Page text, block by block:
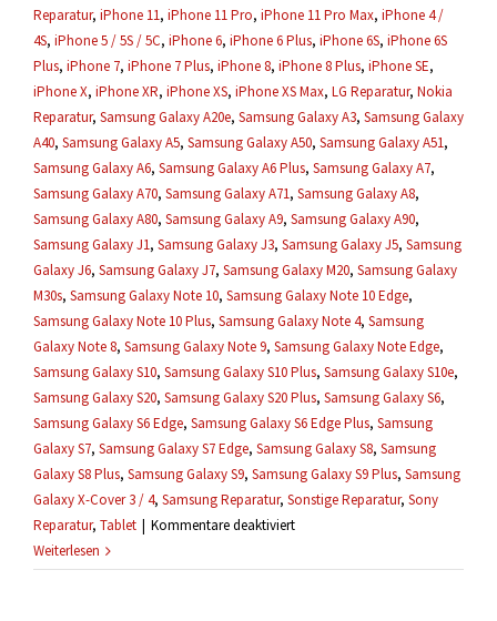
Reparatur, iPhone 11, iPhone 11 Pro, iPhone 11 Pro Max, iPhone 4 /
4S, iPhone 5 / 5S / 5C, iPhone 6, iPhone 6 Plus, iPhone 6S, iPhone 6S
Plus, iPhone 7, iPhone 7 Plus, iPhone 8, iPhone 8 Plus, iPhone SE,
iPhone X, iPhone XR, iPhone XS, iPhone XS Max, LG Reparatur, Nokia
Reparatur, Samsung Galaxy A20e, Samsung Galaxy A3, Samsung Galaxy
A40, Samsung Galaxy A5, Samsung Galaxy A50, Samsung Galaxy A51,
Samsung Galaxy A6, Samsung Galaxy A6 Plus, Samsung Galaxy A7,
Samsung Galaxy A70, Samsung Galaxy A71, Samsung Galaxy A8,
Samsung Galaxy A80, Samsung Galaxy A9, Samsung Galaxy A90,
Samsung Galaxy J1, Samsung Galaxy J3, Samsung Galaxy J5, Samsung
Galaxy J6, Samsung Galaxy J7, Samsung Galaxy M20, Samsung Galaxy
M30s, Samsung Galaxy Note 10, Samsung Galaxy Note 10 Edge,
Samsung Galaxy Note 10 Plus, Samsung Galaxy Note 4, Samsung
Galaxy Note 8, Samsung Galaxy Note 9, Samsung Galaxy Note Edge,
Samsung Galaxy S10, Samsung Galaxy S10 Plus, Samsung Galaxy S10e,
Samsung Galaxy S20, Samsung Galaxy S20 Plus, Samsung Galaxy S6,
Samsung Galaxy S6 Edge, Samsung Galaxy S6 Edge Plus, Samsung
Galaxy S7, Samsung Galaxy S7 Edge, Samsung Galaxy S8, Samsung
Galaxy S8 Plus, Samsung Galaxy S9, Samsung Galaxy S9 Plus, Samsung
Galaxy X-Cover 3 / 4, Samsung Reparatur, Sonstige Reparatur, Sony
Reparatur, Tablet | Kommentare deaktiviertfür
weiß
Weiterlesen